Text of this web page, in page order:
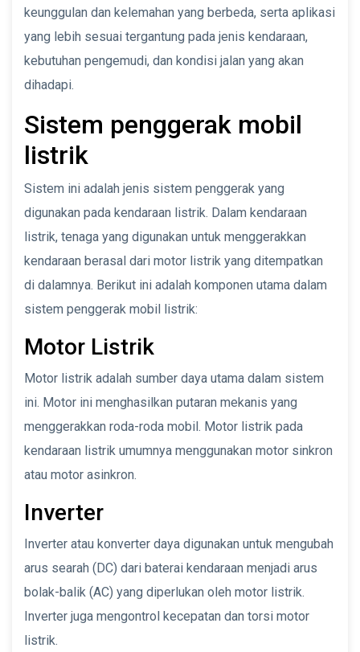
keunggulan dan kelemahan yang berbeda, serta aplikasi
yang lebih sesuai tergantung pada jenis kendaraan,
kebutuhan pengemudi, dan kondisi jalan yang akan
dihadapi.
Sistem penggerak mobil
listrik
Sistem ini adalah jenis sistem penggerak yang
digunakan pada kendaraan listrik. Dalam kendaraan
listrik, tenaga yang digunakan untuk menggerakkan
kendaraan berasal dari motor listrik yang ditempatkan
di dalamnya. Berikut ini adalah komponen utama dalam
sistem penggerak mobil listrik:
Motor Listrik
Motor listrik adalah sumber daya utama dalam sistem
ini. Motor ini menghasilkan putaran mekanis yang
menggerakkan roda-roda mobil. Motor listrik pada
kendaraan listrik umumnya menggunakan motor sinkron
atau motor asinkron.
Inverter
Inverter atau konverter daya digunakan untuk mengubah
arus searah (DC) dari baterai kendaraan menjadi arus
bolak-balik (AC) yang diperlukan oleh motor listrik.
Inverter juga mengontrol kecepatan dan torsi motor
listrik.